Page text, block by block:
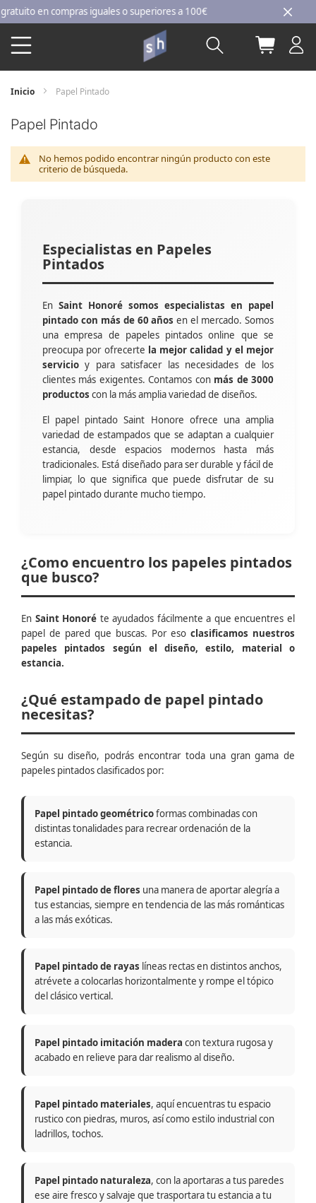
Ir
al
contenido
en compras iguales o superiores a 100€
Buscar Mi
Inicio Papel Pintado
Papel Pintado
No hemos podido encontrar ningún producto con este
criterio de búsqueda.
Especialistas en Papeles
Pintados
En Saint Honoré somos especialistas en papel
pintado con más de 60 años en el mercado. Somos
una empresa de papeles pintados online que se
preocupa por ofrecerte la mejor calidad y el mejor
servicio y para satisfacer las necesidades de los
clientes más exigentes. Contamos con más de 3000
productos con la más amplia variedad de diseños.
El papel pintado Saint Honore ofrece una amplia
variedad de estampados que se adaptan a cualquier
estancia, desde espacios modernos hasta más
tradicionales. Está diseñado para ser durable y fácil de
limpiar, lo que significa que puede disfrutar de su
papel pintado durante mucho tiempo.
¿Como encuentro los papeles pintados
que busco?
En Saint Honoré te ayudados fácilmente a que encuentres el
papel de pared que buscas. Por eso clasificamos nuestros
papeles pintados según el diseño, estilo, material o
estancia.
¿Qué estampado de papel pintado
necesitas?
Según su diseño, podrás encontrar toda una gran gama de
papeles pintados clasificados por:
Papel pintado geométricoformas combinadas con
distintas tonalidades para recrear ordenación de la
estancia.
Papel pintado de flores una manera de aportar alegría a
tus estancias, siempre en tendencia de las más románticas
a las más exóticas.
Papel pintado de rayas líneas rectas en distintos anchos,
atrévete a colocarlas horizontalmente y rompe el tópico
del clásico vertical.
Papel pintado imitación madera con textura rugosa y
acabado en relieve para dar realismo al diseño.
Papel pintado materiales, aquí encuentras tu espacio
rustico con piedras, muros, así como estilo industrial con
ladrillos, tochos.
Papel pintado naturaleza, con la aportaras a tus paredes
ese aire fresco y salvaje que trasportara tu estancia a tu